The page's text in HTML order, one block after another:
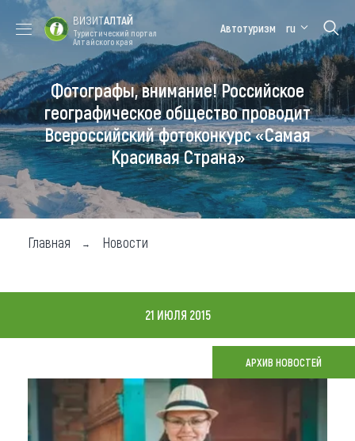
Форум VISIT
ALTAI
Цветение
маральника
Медицинский
форум
Алтайская
зимовка
Туры
Где побывать
Чем заняться
Где остановиться
Что привезти (сувениры)
О регионе
ВИЗИТАЛТАЙ
Туристический портал
Алтайского края
Автотуризм ru
Фотографы, внимание! Российское
географическое общество проводит
Всероссийский фотоконкурс «Самая
Красивая Страна»
Главная Новости
21 ИЮЛЯ 2015
АРХИВ НОВОСТЕЙ